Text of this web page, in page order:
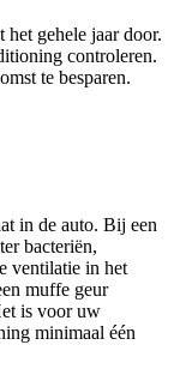
gehele jaar door.
controleren.
te besparen.
in de auto. Bij een
bacteriën,
ventilatie in het
muffe geur
is voor uw
minimaal één